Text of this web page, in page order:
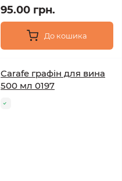
95.00 грн.
До кошика
Carafe графін для вина
500 мл 0197